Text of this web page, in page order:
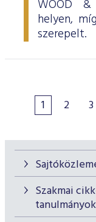
Szakmai
tanulmányok
WOOD
helyen,
szerepelt.
1 2 3